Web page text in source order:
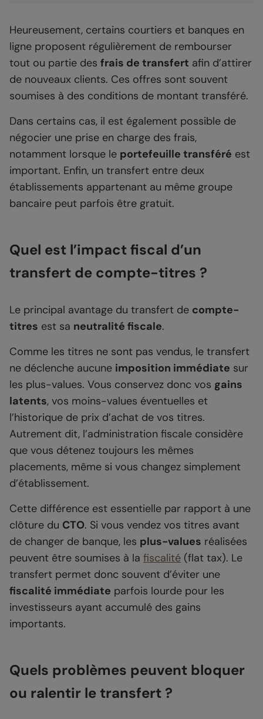
Heureusement, certains courtiers et banques en
ligne proposent régulièrement de rembourser
tout ou partie des frais de transfert afin d’attirer
de nouveaux clients. Ces offres sont souvent
soumises à des conditions de montant transféré.
Dans certains cas, il est également possible de
négocier une prise en charge des frais,
notamment lorsque le portefeuille transféré est
important. Enfin, un transfert entre deux
établissements appartenant au même groupe
bancaire peut parfois être gratuit.
Quel est l’impact fiscal d’un
transfert de compte-titres ?
Le principal avantage du transfert de compte-
titres est sa neutralité fiscale.
Comme les titres ne sont pas vendus, le transfert
ne déclenche aucune imposition immédiate sur
les plus-values. Vous conservez donc vos gains
latents, vos moins-values éventuelles et
l’historique de prix d’achat de vos titres.
Autrement dit, l’administration fiscale considère
que vous détenez toujours les mêmes
placements, même si vous changez simplement
d’établissement.
Cette différence est essentielle par rapport à une
clôture du CTO. Si vous vendez vos titres avant
de changer de banque, les plus-values réalisées
peuvent être soumises à la fiscalité (flat tax). Le
transfert permet donc souvent d’éviter une
fiscalité immédiate parfois lourde pour les
investisseurs ayant accumulé des gains
importants.
Quels problèmes peuvent bloquer
ou ralentir le transfert ?